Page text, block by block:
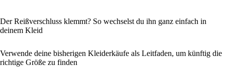
Der Reißverschluss klemmt? So wechselst du ihn ganz einfach in
deinem Kleid
Verwende deine bisherigen Kleiderkäufe als Leitfaden, um künftig die
richtige Größe zu finden